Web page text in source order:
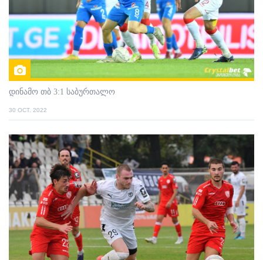
დინამო თბ 3:1 საბურთალო
30 OCT. 2022